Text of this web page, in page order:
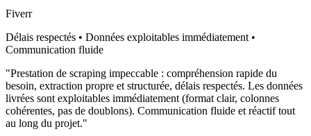
Fiverr
Délais respectés • Données exploitables immédiatement •
Communication fluide
"Prestation de scraping impeccable : compréhension rapide du
besoin, extraction propre et structurée, délais respectés. Les données
livrées sont exploitables immédiatement (format clair, colonnes
cohérentes, pas de doublons). Communication fluide et réactif tout
au long du projet."